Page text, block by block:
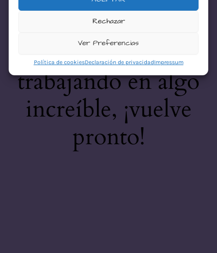
Rechazar
Ver Preferencias
Política de cookiesDeclaración de privacidadImpressum
¡Disculpa este
desastre! Estamos
trabajando en algo
increíble, ¡vuelve
pronto!